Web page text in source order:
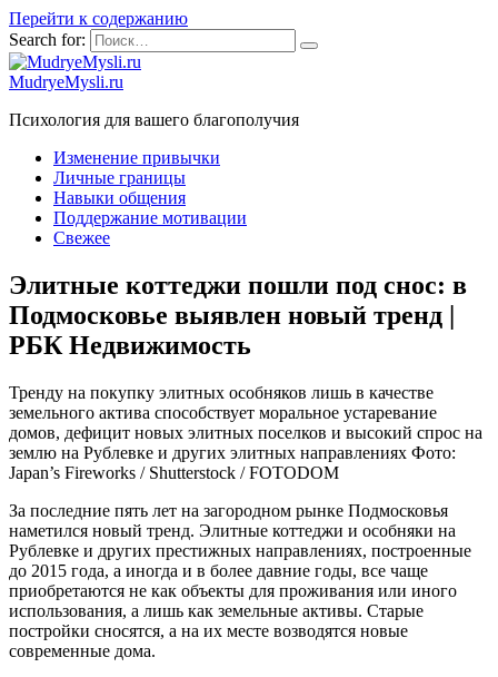
Перейти к содержанию
Search for:
MudryeMysli.ru
Психология для вашего благополучия
Изменение привычки
Личные границы
Навыки общения
Поддержание мотивации
Свежее
Элитные коттеджи пошли под снос: в
Подмосковье выявлен новый тренд |
РБК Недвижимость
Тренду на покупку элитных особняков лишь в качестве
земельного актива способствует моральное устаревание
домов, дефицит новых элитных поселков и высокий спрос на
землю на Рублевке и других элитных направлениях Фото:
Japan’s Fireworks / Shutterstock / FOTODOM
За последние пять лет на загородном рынке Подмосковья
наметился новый тренд. Элитные коттеджи и особняки на
Рублевке и других престижных направлениях, построенные
до 2015 года, а иногда и в более давние годы, все чаще
приобретаются не как объекты для проживания или иного
использования, а лишь как земельные активы. Старые
постройки сносятся, а на их месте возводятся новые
современные дома.